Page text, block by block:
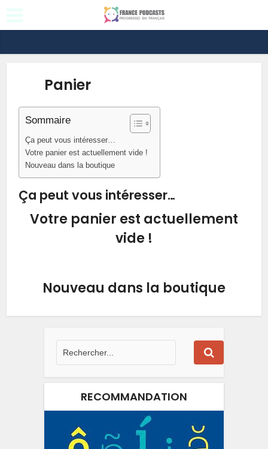
Panier
Sommaire
Ça peut vous intéresser…
Votre panier est actuellement vide !
Nouveau dans la boutique
Ça peut vous intéresser…
Votre panier est actuellement
vide !
Nouveau dans la boutique
RECOMMANDATION